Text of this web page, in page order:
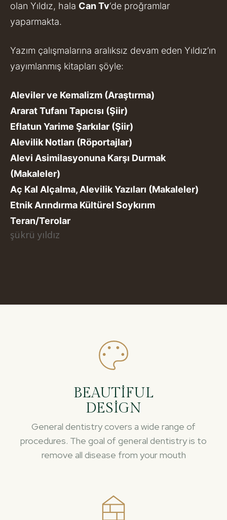
olan Yıldız, hala Can Tv‘de proğramlar
yaparmakta.
Yazım çalışmalarına aralıksız devam eden Yıldız’ın
yayımlanmış kitapları şöyle:
Aleviler ve Kemalizm (Araştırma)
Ararat Tufanı Tapıcısı (Şiir)
Eflatun Yarime Şarkılar (Şiir)
Alevilik Notları (Röportajlar)
Alevi Asimilasyonuna Karşı Durmak
(Makaleler)
Aç Kal Alçalma, Alevilik Yazıları (Makaleler)
Etnik Arındırma Kültürel Soykırım
Teran/Terolar
şükrü yıldız
BEAUTIFUL
DESIGN
General dentistry covers a wide range of
procedures. The goal of general dentistry is to
remove all disease from your mouth